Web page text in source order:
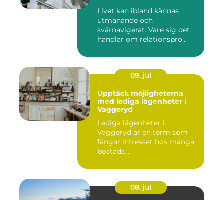
Livet kan ibland kännas
utmanande och
svårnavigerat. Vare sig det
handlar om relationspro...
09. jul
Upptäck möjligheterna
med lediga lägenheter i
Vaggeryd
Lediga lägenheter i
Vaggeryd är en term som
fångar intresset hos många
bostads...
08. jul